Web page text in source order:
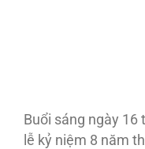
Buổi sáng ngày 16
lễ kỷ niệm 8 năm